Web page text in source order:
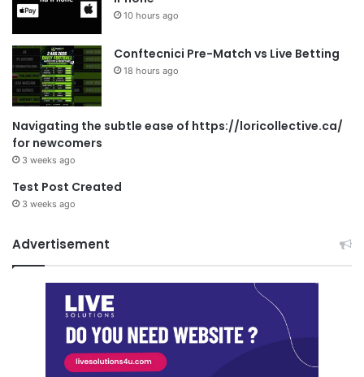
10 hours ago
Conftecnici Pre-Match vs Live Betting
18 hours ago
Navigating the subtle ease of https://loricollective.ca/
for newcomers
3 weeks ago
Test Post Created
3 weeks ago
Advertisement